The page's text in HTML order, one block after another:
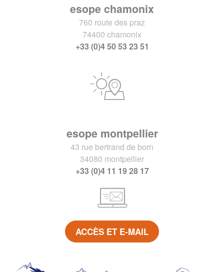
esope chamonix
760 route des praz
74400 chamonix
+33 (0)4 50 53 23 51
esope montpellier
43 rue bertrand de born
34080 montpellier
+33 (0)4 11 19 28 17
ACCÈS ET E-MAIL